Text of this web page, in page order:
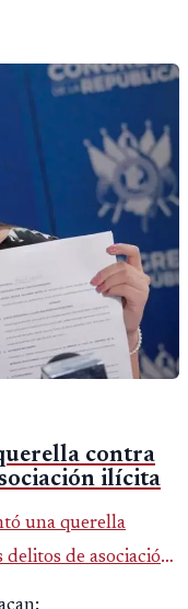
contra
ilícita
una querella
de asociación